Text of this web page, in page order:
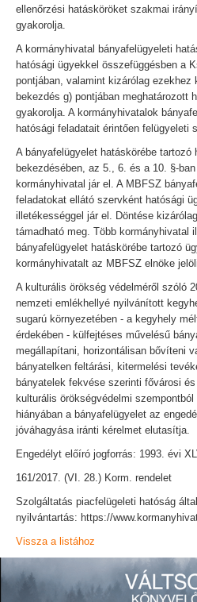
ellenőrzési hatásköröket szakmai
gyakorolja.
A kormányhivatal bányafelügyeleti
hatósági ügyekkel összefüggésben a
pontjában, valamint kizárólag
bekezdés g) pontjában meghatározott
gyakorolja. A kormányhivatalok
hatósági feladatait érintően felügyeleti
A bányafelügyelet hatáskörébe tartozó
bekezdésében, az 5., 6. és a 10. §-
kormányhivatal jár el. A MBFSZ
feladatokat ellátó szervként hatósági
illetékességgel jár el. Döntése
támadható meg. Több kormányhivatal
bányafelügyelet hatáskörébe tartozó
kormányhivatalt az MBFSZ elnöke
A kulturális örökség védelméről szóló
nemzeti emlékhellyé nyilvánított
sugarú környezetében - a kegyhely
érdekében - külfejtéses művelésű
megállapítani, horizontálisan bővíteni
bányatelken feltárási, kitermelési
bányatelek fekvése szerinti fővárosi
kulturális örökségvédelmi
hiányában a bányafelügyelet az
jóváhagyása iránti kérelmet elutasítja.
Engedélyt előíró jogforrás: 1993. évi
161/2017. (VI. 28.) Korm. rendelet
Szolgáltatás piacfelügeleti hatóság
nyilvántartás: https://
Vissza a listához